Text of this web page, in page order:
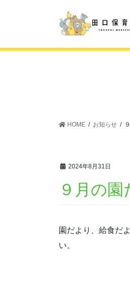
ツ
シ
HOME お知らせ
2024年8月31日
９月の
園だより、給食だ
い。